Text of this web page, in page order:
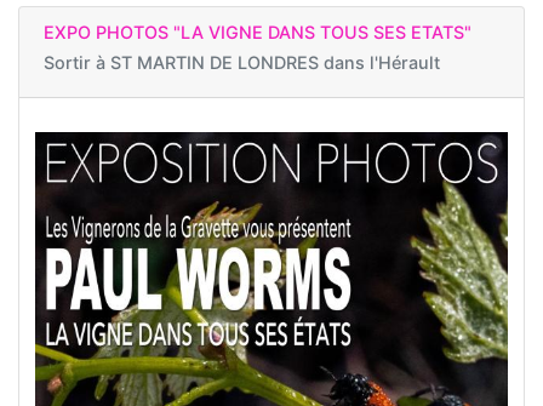
EXPO PHOTOS "LA VIGNE DANS TOUS SES ETATS"
Sortir à ST MARTIN DE LONDRES dans l'Hérault